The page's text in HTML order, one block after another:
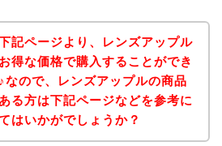
記ページより、レンズアップル
得な価格で購入することができ
なので、レンズアップルの商品
る方は下記ページなどを参考に
はいかがでしょうか？